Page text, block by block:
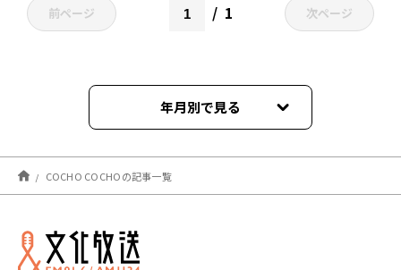
前ページ 1 次ページ
年月別で見る
2026年04月
COCHO COCHOの記事一覧